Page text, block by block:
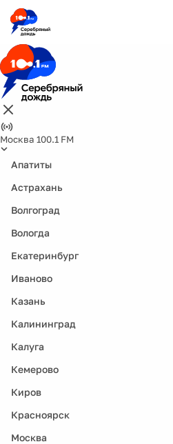
Москва 100.1 FM
Апатиты
Астрахань
Волгоград
Вологда
Екатеринбург
Иваново
Казань
Калининград
Калуга
Кемерово
Киров
Красноярск
Москва